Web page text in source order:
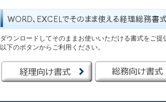
ダウンロードしてそのままお使いいただける書式をご提
以下のボタンからご利用ください。